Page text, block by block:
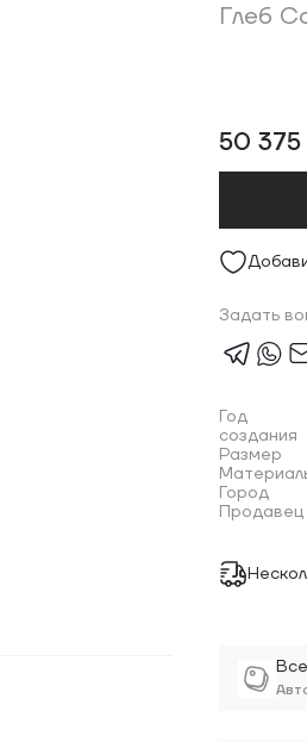
Глеб
50 375
Задать
Год
создания
Размер
Город
Продавец